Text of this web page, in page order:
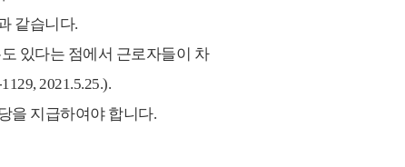
같습니다.
있다는 점에서 근로자들이 차
2021.5.25.).
을 지급하여야 합니다.